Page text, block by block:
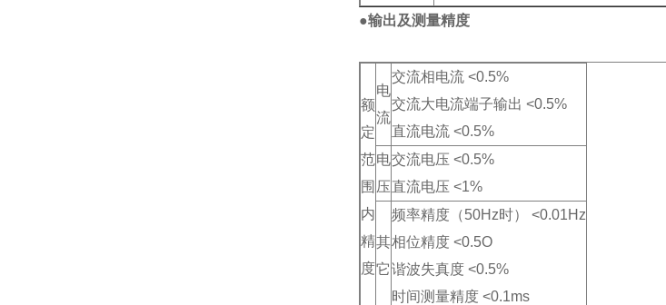
●输出及测量精度
额
定
范
围
内
精
度
电
流
交流相电流 <0.5%
交流大电流端子输出 <0.5%
直流电流 <0.5%
电
压
交流电压 <0.5%
直流电压 <1%
其
它
频率精度（50Hz时） <0.01Hz
相位精度 <0.5O
谐波失真度 <0.5%
时间测量精度 <0.1ms